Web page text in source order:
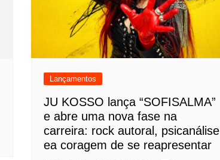
Lançamentos
JU KOSSO lança “SOFISALMA”
e abre uma nova fase na
carreira: rock autoral, psicanálise
ea coragem de se reapresentar